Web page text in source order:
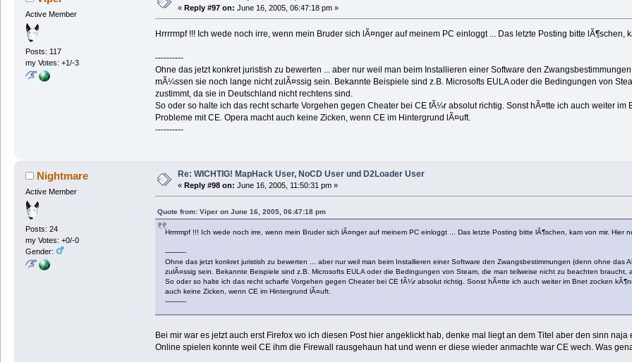
Active Member
Posts: 117
my Votes: +1/-3
« Reply #97 on: June 16, 2005, 06:47:18 pm »
Hrrrrmpf !!! Ich wede noch irre, wenn mein Bruder sich lÃ¤nger auf meinem PC einloggt ... Das letzte Posting bitte lÃ¶schen,
----------
Ohne das jetzt konkret juristish zu bewerten ... aber nur weil man beim Installieren einer Software den
mÃ¼ssen sie noch lange nicht zulÃ¤ssig sein. Bekannte Beispiele sind z.B. Microsofts EULA oder die Bedingungen von
zustimmt, da sie in Deutschland nicht rechtens sind.
So oder so halte ich das recht scharfe Vorgehen gegen Cheater bei CE fÃ¼r absolut richtig. Sonst hÃ¤tte ich auch weiter
Probleme mit CE. Opera macht auch keine Zicken, wenn CE im Hintergrund lÃ¤uft.
----------
Nightmare
Active Member
Posts: 24
my Votes: +0/-0
Gender:
Re: WICHTIG! MapHack User, NoCD User und D2Loader User
« Reply #98 on: June 16, 2005, 11:50:31 pm »
Quote from: Viper on June 16, 2005, 06:47:18 pm
Hrrrrmpf !!! Ich wede noch irre, wenn mein Bruder sich lÃ¤nger auf meinem PC einloggt ... Das letzte Posting bitte lÃ¶schen, kam von mir. Hier
----------
Ohne das jetzt konkret juristish zu bewerten ... aber nur weil man beim Installieren einer Software den Zwangsbestimmungen (denn ohne das
zulÃ¤ssig sein. Bekannte Beispiele sind z.B. Microsofts EULA oder die Bedingungen von Steam, die man teilweise nicht zu beachten
So oder so halte ich das recht scharfe Vorgehen gegen Cheater bei CE fÃ¼r absolut richtig. Sonst hÃ¤tte ich auch weiter im Bnet zocken
auch keine Zicken, wenn CE im Hintergrund lÃ¤uft.
----------
Bei mir war es jetzt auch erst Firefox wo ich diesen Post hier angeklickt hab, denke mal liegt an dem Titel aber den sinn
Online spielen konnte weil CE ihm die Firewall rausgehaun hat und wenn er diese wieder anmachte war CE wech. Was